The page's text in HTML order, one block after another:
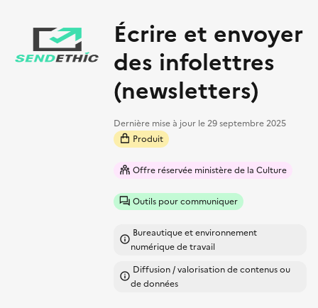
Écrire et envoyer
des infolettres
(newsletters)
Dernière mise à jour le29 septembre 2025
Produit
Offre réservée ministère de la Culture
Outils pour communiquer
Bureautique et environnement
numérique de travail
Diffusion / valorisation de contenus ou
de données